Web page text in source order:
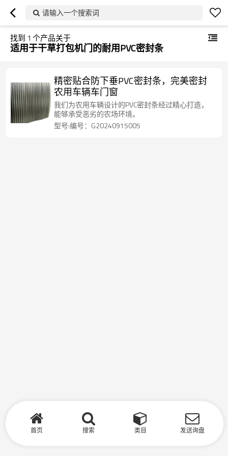
请输入一个搜索词
找到 1 个产品关于
适用于干草打包机门的耐用PVC密封条
精密贴合防下垂PVC密封条，完美密封
农用车辆车门窗
我们为农用车辆设计的PVC密封条经过精心打造，
能够承受恶劣的农场环境。
型号:编号：G20240915005
首页 搜索 类目 发送询盘